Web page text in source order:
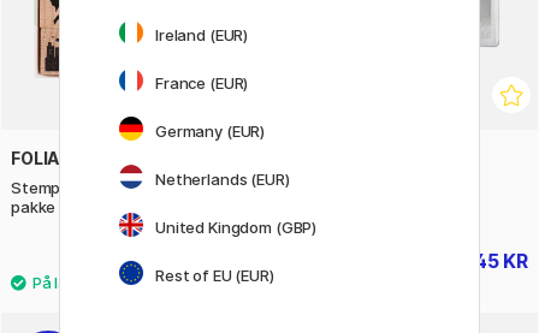
FOLIA
Stempelsett Superhelter 12-
pakke
Stempelpute Sølv
45 KR
Ireland (EUR)
France (EUR)
Germany (EUR)
Netherlands (EUR)
United Kingdom (GBP)
Rest of EU (EUR)